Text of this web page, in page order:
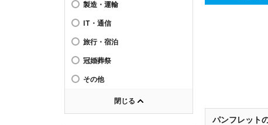
製造・運輸
IT・通信
旅行・宿泊
冠婚葬祭
その他
閉じる
パンフレット